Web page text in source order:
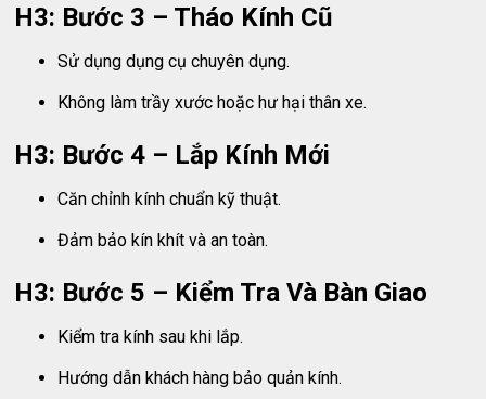
H3: Bước 3 – Tháo Kính Cũ
Sử dụng dụng cụ chuyên dụng.
Không làm trầy xước hoặc hư hại thân xe.
H3: Bước 4 – Lắp Kính Mới
Căn chỉnh kính chuẩn kỹ thuật.
Đảm bảo kín khít và an toàn.
H3: Bước 5 – Kiểm Tra Và Bàn Giao
Kiểm tra kính sau khi lắp.
Hướng dẫn khách hàng bảo quản kính.